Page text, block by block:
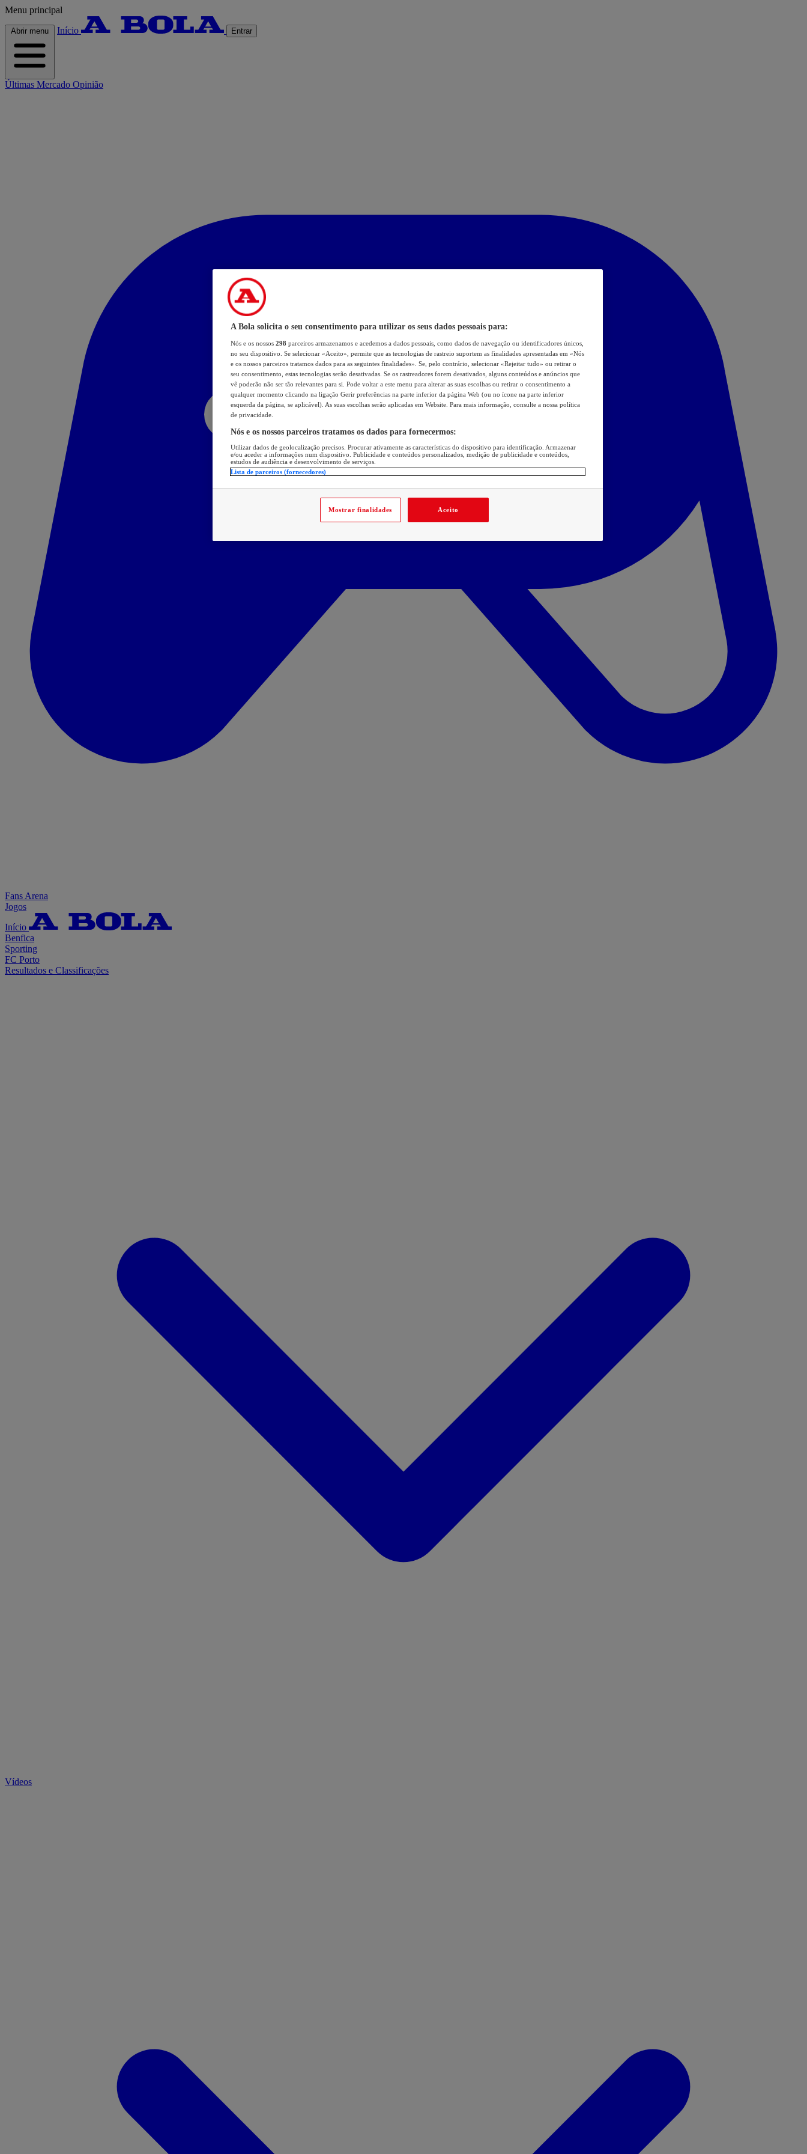
Menu principal
Abrir menu Início Entrar
Últimas Mercado Opinião
Fans Arena
Jogos
Início
Benfica
Sporting
FC Porto
Resultados e Classificações
Vídeos
A Bola solicita o seu consentimento para utilizar os seus dados pessoais para:
Nós e os nossos 298 parceiros armazenamos e acedemos a dados pessoais, como dados de navegação ou identificadores únicos,
no seu dispositivo. Se selecionar «Aceito», permite que as tecnologias de rastreio suportem as finalidades apresentadas em «Nós
e os nossos parceiros tratamos dados para as seguintes finalidades». Se, pelo contrário, selecionar «Rejeitar tudo» ou retirar o
seu consentimento, estas tecnologias serão desativadas. Se os rastreadores forem desativados, alguns conteúdos e anúncios que
vê poderão não ser tão relevantes para si. Pode voltar a este menu para alterar as suas escolhas ou retirar o consentimento a
qualquer momento clicando na ligação Gerir preferências na parte inferior da página Web (ou no ícone na parte inferior
esquerda da página, se aplicável). As suas escolhas serão aplicadas em Website. Para mais informação, consulte a nossa política
de privacidade.
Nós e os nossos parceiros tratamos os dados para fornecermos:
Utilizar dados de geolocalização precisos. Procurar ativamente as características do dispositivo para identificação. Armazenar
e/ou aceder a informações num dispositivo. Publicidade e conteúdos personalizados, medição de publicidade e conteúdos,
estudos de audiência e desenvolvimento de serviços.
Lista de parceiros (fornecedores)
Mostrar finalidades Aceito